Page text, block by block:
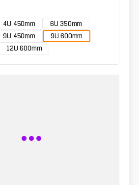
4U 450mm
6U 350mm
9U 450mm
9U 600mm
12U 600mm